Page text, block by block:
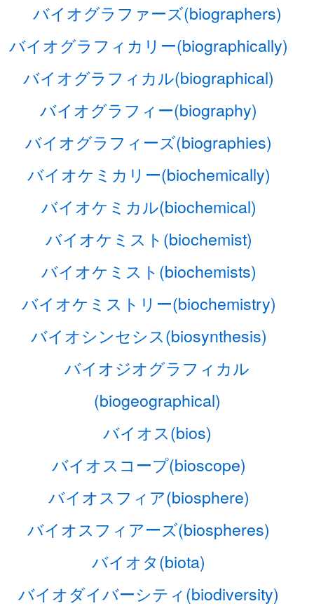
バイオグラファーズ(biographers)
バイオグラフィカリー(biographically)
バイオグラフィカル(biographical)
バイオグラフィー(biography)
バイオグラフィーズ(biographies)
バイオケミカリー(biochemically)
バイオケミカル(biochemical)
バイオケミスト(biochemist)
バイオケミスト(biochemists)
バイオケミストリー(biochemistry)
バイオシンセシス(biosynthesis)
バイオジオグラフィカル
(biogeographical)
バイオス(bios)
バイオスコープ(bioscope)
バイオスフィア(biosphere)
バイオスフィアーズ(biospheres)
バイオタ(biota)
バイオダイバーシティ(biodiversity)